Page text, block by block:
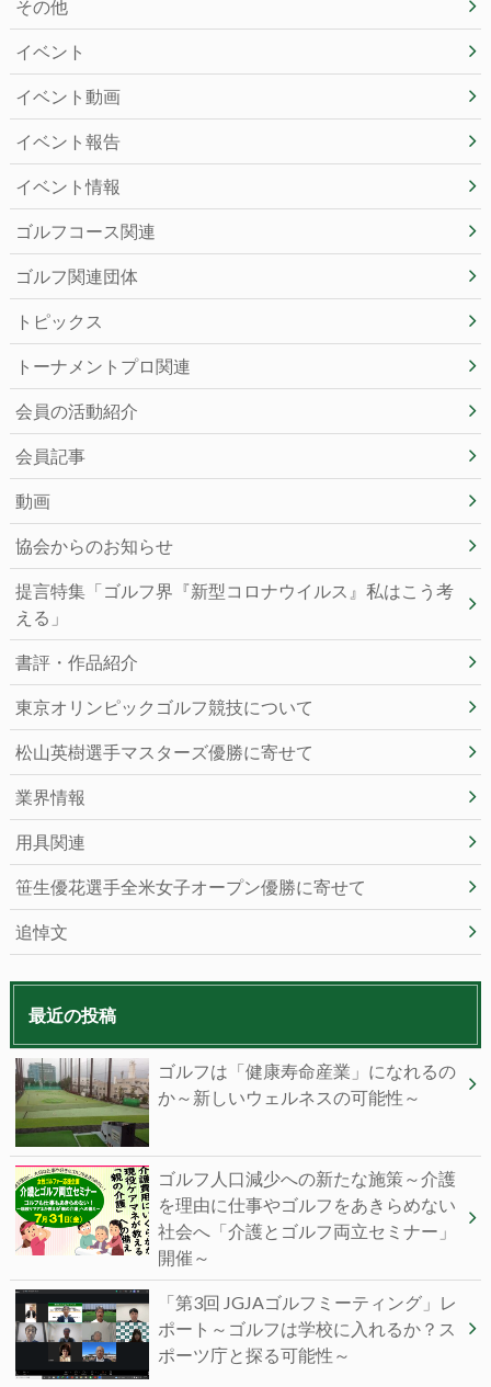
その他
イベント
イベント動画
イベント報告
イベント情報
ゴルフコース関連
ゴルフ関連団体
トピックス
トーナメントプロ関連
会員の活動紹介
会員記事
動画
協会からのお知らせ
提言特集「ゴルフ界『新型コロナウイルス』私はこう考
える」
書評・作品紹介
東京オリンピックゴルフ競技について
松山英樹選手マスターズ優勝に寄せて
業界情報
用具関連
笹生優花選手全米女子オープン優勝に寄せて
追悼文
最近の投稿
ゴルフは「健康寿命産業」になれるの
か～新しいウェルネスの可能性～
ゴルフ人口減少への新たな施策～介護
を理由に仕事やゴルフをあきらめない
社会へ「介護とゴルフ両立セミナー」
開催～
「第3回 JGJAゴルフミーティング」レ
ポート～ゴルフは学校に入れるか？ス
ポーツ庁と探る可能性～